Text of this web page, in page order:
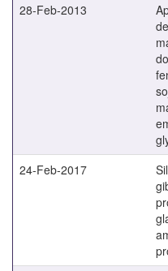
28-Feb-2013
24-Feb-2017